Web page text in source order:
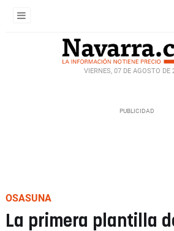
VIERNES, 07 DE AGOSTO DE
OSASUNA
La primera plantilla